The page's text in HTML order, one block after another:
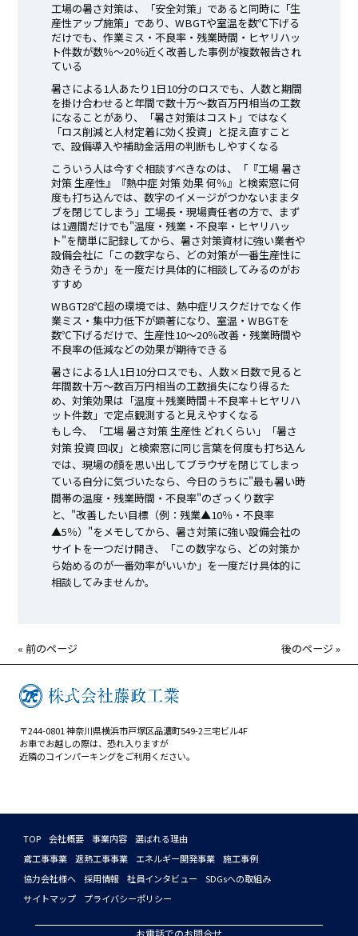
工場の暑さ対策は、「安全対策」であると同時に「生
産性アップ施策」であり、WBGTや室温を数℃下げる
だけでも、作業ミス・不良率・残業時間・ヒヤリハッ
ト件数が数％〜20％近く改善した事例が複数報告され
ている
暑さによる1人あたり1日10分のロスでも、人数と期間
を掛け合わせると年間で数十万〜数百万円相当の工数
になることがあり、「暑さ対策はコスト」ではなく
「ロス削減と人材定着に効く投資」と捉え直すこと
で、設備導入や補助金活用の判断もしやすくなる
こういう人は今すぐ相談すべきなのは、「『工場 暑さ
対策 生産性』『熱中症 対策 効果 何％』と検索窓に何
度も打ち込んでは、数字のイメージがつかないままタ
ブを閉じてしまう」工場長・現場責任者の方で、まず
は1週間だけでも"温度・残業・不良率・ヒヤリハッ
ト"を簡単に記録してから、暑さ対策資材に強い業者や
設備会社に「この数字なら、どの対策が一番生産性に
効きそうか」を一度だけ具体的に相談してみるのがお
すすめ
WBGT28℃超の環境では、熱中症リスクだけでなく作
業ミス・集中力低下が顕著になり、室温・WBGTを
数℃下げるだけで、生産性10〜20％改善・残業時間や
不良率の低減などの効果が期待できる
暑さによる1人1日10分ロスでも、人数×日数で見ると
年間数十万〜数百万円相当の工数損失になり得るた
め、対策効果は「温度＋残業時間＋不良率＋ヒヤリハ
ット件数」で定点観測すると見えやすくなる
もし今、「工場 暑さ対策 生産性 どれくらい」「暑さ
対策 投資 回収」と検索窓に同じ言葉を何度も打ち込ん
では、現場の顔を思い出してブラウザを閉じてしまっ
ている自分に気づいたなら、今日のうちに"最も暑い時
間帯の温度・残業時間・不良率"のざっくり数字
と、"改善したい目標（例：残業▲10％・不良率
▲5％）"をメモしてから、暑さ対策に強い設備会社の
サイトを一つだけ開き、「この数字なら、どの対策か
ら始めるのが一番効率がいいか」を一度だけ具体的に
相談してみませんか。
« 前のページ 後のページ »
〒244-0801 神奈川県横浜市戸塚区品濃町549-2三宅ビル4F
お車でお越しの際は、恐れ入りますが
近隣のコインパーキングをご利用ください。
TOP 会社概要 事業内容
選ばれる理由
鳶工事事業
遮熱工事事業 エネルギー開発事業
施工事例
協力会社様へ
採用情報 社員インタビュー
SDGsへの取組み
サイトマップ
プライバシーポリシー
お電話でのお問合せ